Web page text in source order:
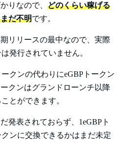
りなので、 どのくらい稼げる
だ不明です。
リリースの最中なので、実際
発行されていません。
クンの代わりにeGBPトークン
クンはグランドローンチ以降
とができます。
発表されておらず、1eGBPト
ンに交換できるかはまだ未定